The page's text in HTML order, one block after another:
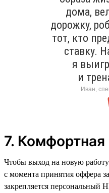
дома,
дорожку,
тот, кто
ставку.
я
и
Иван,
7. Комфортная
Чтобы выход на новую
с момента принятия оффера
закрепляется персональный